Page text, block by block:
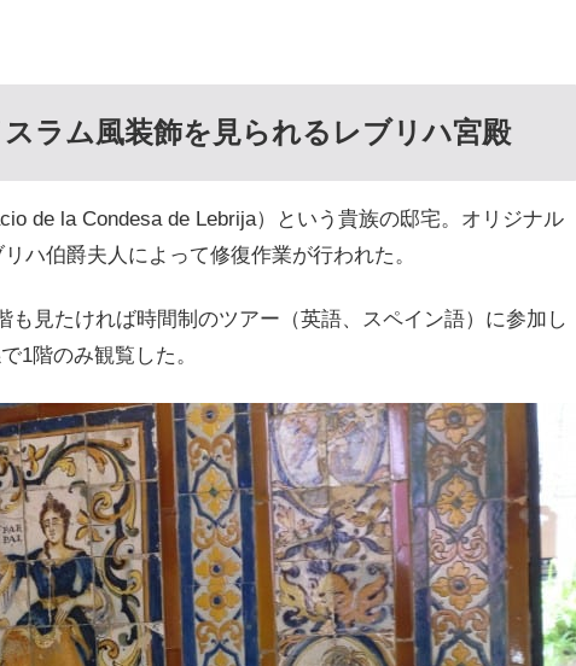
ラム風装飾を見られるレブリハ宮殿
de la Condesa de Lebrija）という貴族の邸宅。オリジナル
ハ伯爵夫人によって修復作業が行われた。
見たければ時間制のツアー（英語、スペイン語）に参加し
1階のみ観覧した。